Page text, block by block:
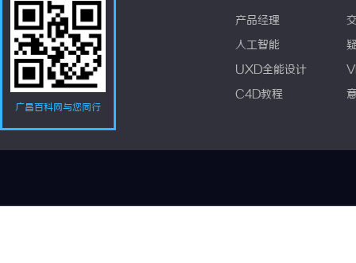
广昌百科网与您同行
产品经理
人工智能
UXD全能设计
C4D教程